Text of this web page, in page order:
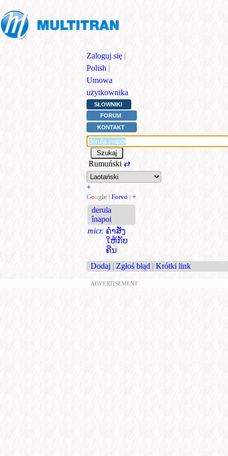
Zaloguj się |
Polish |
Umowa
użytkownika
SŁOWNIKI
FORUM
KONTAKT
Rumuński ⇄
+
Google | Forvo | +
derula
înapoi
micr. ຄຳສັ່ງ
ໃຫ້ກັບ
ຄືນ
Dodaj | Zgłoś błąd | Krótki link
ADVERTISEMENT